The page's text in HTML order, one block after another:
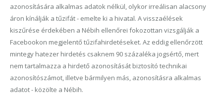
azonosítására alkalmas adatok nélkül, olykor irreálisan alacsony
áron kínálják a tűzifát - emelte ki a hivatal. A visszaélések
kiszűrése érdekében a Nébih ellenőrei fokozottan vizsgálják a
Facebookon megjelentő tűzifahirdetéseket. Az eddig ellenőrzött
mintegy hatezer hirdetés csaknem 90 százaléka jogsértő, mert
nem tartalmazza a hirdető azonosítását biztosító technikai
azonosítószámot, illetve bármilyen más, azonosításra alkalmas
adatot - közölte a Nébih.